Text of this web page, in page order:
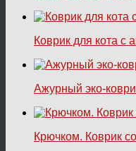
Коврик для кота с
Ажурный эко-
Крючком. Коврик